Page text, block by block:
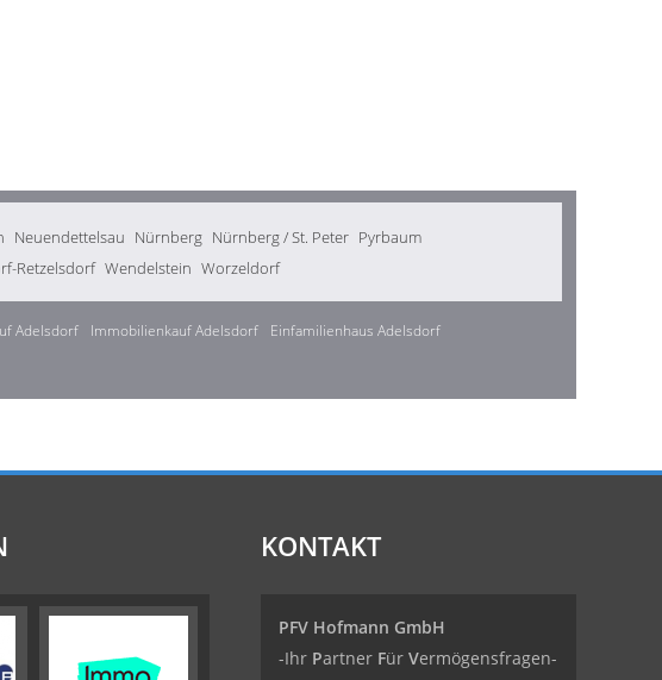
Neuendettelsau Nürnberg Nürnberg / St. Peter Pyrbaum
Retzelsdorf Wendelstein Worzeldorf
Adelsdorf Immobilienkauf Adelsdorf
Einfamilienhaus Adelsdorf
KONTAKT
PFV Hofmann GmbH
-Ihr Partner Für Vermögensfragen-